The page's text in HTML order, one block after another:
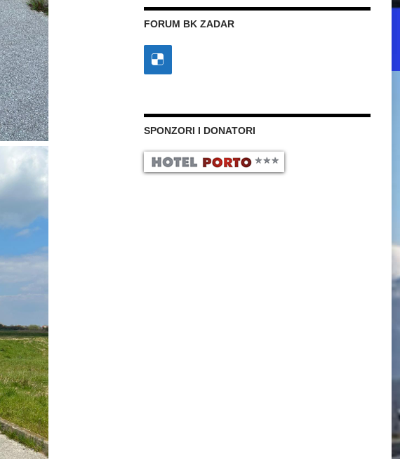
FORUM BK ZADAR
SPONZORI I DONATORI